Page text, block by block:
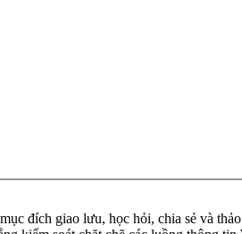
đích giao lưu, học hỏi, chia sẻ và